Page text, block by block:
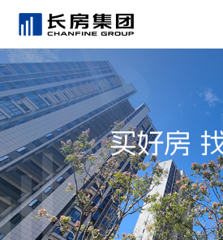
走进长房
新闻中心
党的建设
长房产品
集团简介
企业文化
董事长致辞
长房荣誉
成长历程